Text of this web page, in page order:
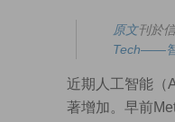
原文刊於
Tech——
近期人工智能（
著增加。早前